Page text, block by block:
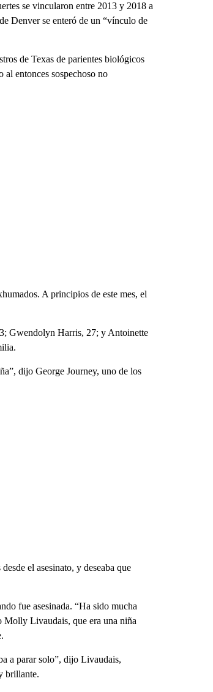
se vincularon entre 2013 y 2018 a
Denver se enteró de un “vínculo de
de Texas de parientes biológicos
entonces sospechoso no
A principios de este mes, el
Gwendolyn Harris, 27; y Antoinette
dijo George Journey, uno de los
el asesinato, y deseaba que
fue asesinada. “Ha sido mucha
Molly Livaudais, que era una niña
a parar solo”, dijo Livaudais,
brillante.